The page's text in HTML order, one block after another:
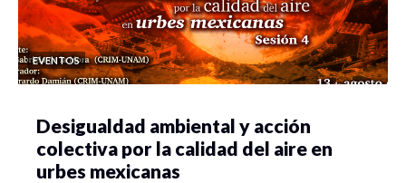
EVENTOS
Desigualdad ambiental y acción
colectiva por la calidad del aire en
urbes mexicanas